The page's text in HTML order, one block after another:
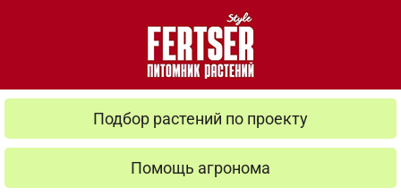
Подбор растений по проекту
Помощь агронома